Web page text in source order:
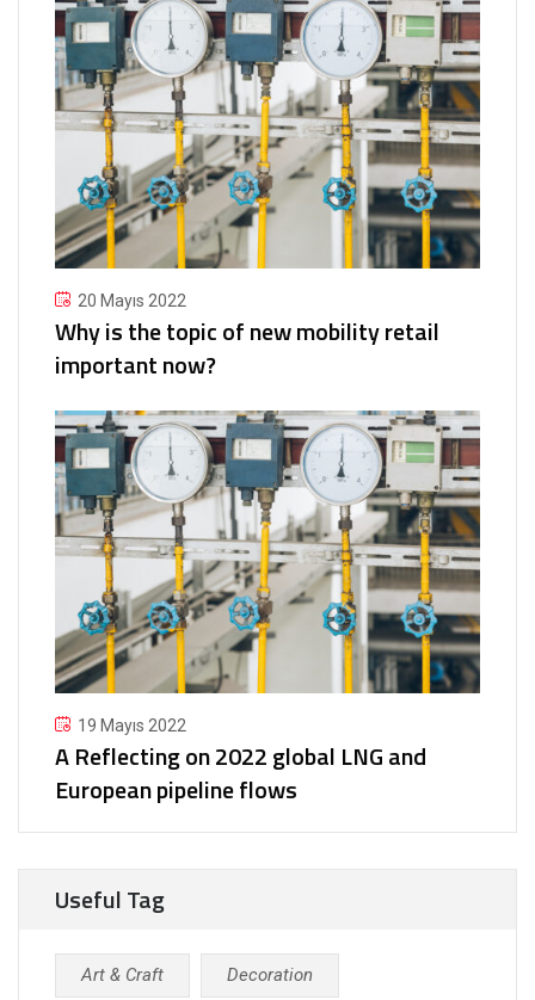
20 Mayıs 2022
Why is the topic of new mobility retail
important now?
19 Mayıs 2022
A Reflecting on 2022 global LNG and
European pipeline flows
Useful Tag
Art & Craft Decoration